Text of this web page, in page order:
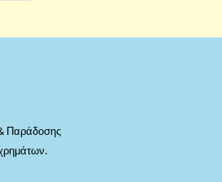
Παράδοσης